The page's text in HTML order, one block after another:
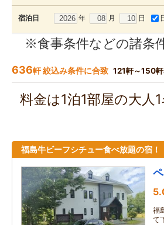
宿泊日 年 月 日
※食事条件などの諸条
636軒 絞込み条件に合致 121軒～150
料金は1泊1部屋の大人
福島牛ビーフシチュー食べ放題の宿！
福
て